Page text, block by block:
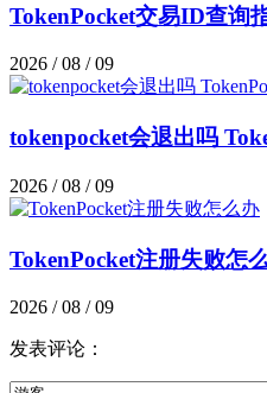
TokenPocket交易ID查询
2026 / 08 / 09
tokenpocket会退出吗
2026 / 08 / 09
TokenPocket注册失败怎
2026 / 08 / 09
发表评论：